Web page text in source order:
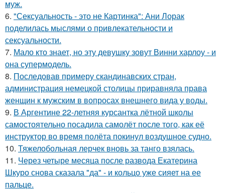
муж.
6. "Сексуальность - это не Картинка": Ани Лорак
поделилась мыслями о привлекательности и
сексуальности.
7. Мало кто знает, но эту девушку зовут Винни харлоу - и
она супермодель.
8. Последовав примеру скандинавских стран,
администрация немецкой столицы приравняла права
женщин к мужским в вопросах внешнего вида у воды.
9. В Аргентине 22-летняя курсантка лётной школы
самостоятельно посадила самолёт после того, как её
инструктор во время полёта покинул воздушное судно.
10. Тяжелобольная лерчек вновь за танго взялась.
11. Через четыре месяца после развода Екатерина
Шкуро снова сказала "да" - и кольцо уже сияет на ее
пальце.